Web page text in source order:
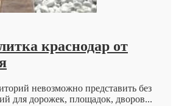
современной
краснодар от
невозможно представить без
для дорожек, площадок, дворов...